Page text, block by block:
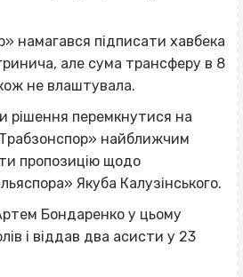
намагався підписати хавбека
але сума трансферу в 8
не влаштувала.
рішення перемкнутися на
найближчим
пропозицію щодо
Якуба Калузінського.
Бондаренко у цьому
і віддав два асисти у 23